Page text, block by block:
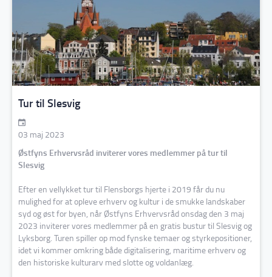
Tur til Slesvig
03 maj 2023
Østfyns Erhvervsråd inviterer vores medlemmer på tur til
Slesvig
Efter en vellykket tur til Flensborgs hjerte i 2019 får du nu
mulighed for at opleve erhverv og kultur i de smukke landskaber
syd og øst for byen, når Østfyns Erhvervsråd onsdag den 3 maj
2023 inviterer vores medlemmer på en gratis bustur til Slesvig og
Lyksborg. Turen spiller op mod fynske temaer og styrkepositioner,
idet vi kommer omkring både digitalisering, maritime erhverv og
den historiske kulturarv med slotte og voldanlæg.